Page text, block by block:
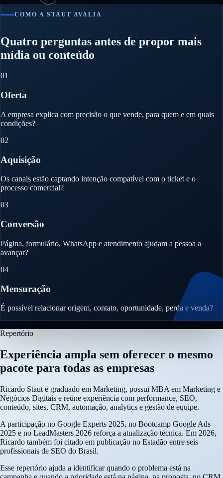
COMO A STAUT AVALIA
Quatro perguntas antes de propor mais
mídia ou conteúdo
01
Oferta
A empresa explica com precisão o que vende, para quem e em quais
condições?
02
Aquisição
Os canais estão captando intenção compatível com o ticket e o
processo comercial?
03
Conversão
Página, formulário, WhatsApp e atendimento ajudam a pessoa a
avançar?
04
Mensuração
É possível relacionar origem, contato, oportunidade, perda e venda?
Repertório
Experiência ampla sem oferecer o mesmo
pacote para todas as empresas
Ricardo Staut é graduado em Marketing, possui MBA em Marketing e
Negócios Digitais e reúne experiência com performance, SEO,
conteúdo, sites, CRM, automação, analytics e gestão de equipe.
A participação no Google Experts 2025, no Bootcamp Google Ads
2025 e no LeadMasters 2026 reforça a atualização técnica. Em 2026,
Ricardo também foi citado em publicação no Estadão entre seis
profissionais de SEO do Brasil.
Esse repertório ajuda a identificar quando o problema está na